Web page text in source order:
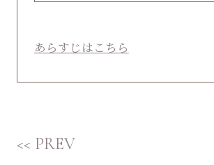
あらすじはこちら
<< PREV